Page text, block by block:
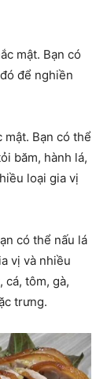
mật. Bạn có
để nghiền
mật. Bạn có thể
băm, hành lá,
loại gia vị
có thể nấu lá
vị và nhiều
cá, tôm, gà,
trưng.